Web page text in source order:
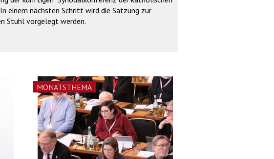
einem nächsten Schritt wird die Satzung zur
Stuhl vorgelegt werden.
MONATSTHEMA